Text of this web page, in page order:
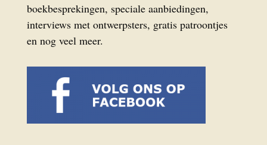
boekbesprekingen, speciale aanbiedingen,
interviews met ontwerpsters, gratis patroontjes
en nog veel meer.